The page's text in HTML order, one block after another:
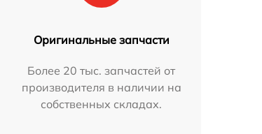
Оригинальные запчасти
Более 20 тыс. запчастей от
производителя в наличии на
собственных складах.